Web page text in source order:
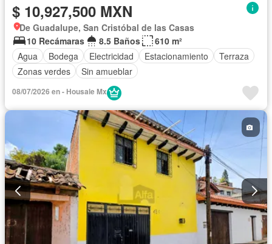
$ 10,927,500 MXN
De Guadalupe, San Cristóbal de las Casas
10 Recámaras
8.5 Baños
610 m²
Agua
Bodega Electricidad Estacionamiento
Terraza
Zonas verdes
Sin amueblar
08/07/2026 en - Housale Mx